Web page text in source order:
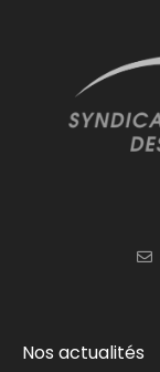
Nos actualités